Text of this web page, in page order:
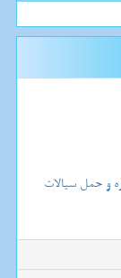
و حمل سیالات